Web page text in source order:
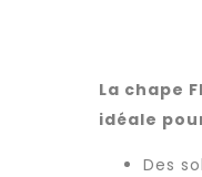
La chape
idéale
Des